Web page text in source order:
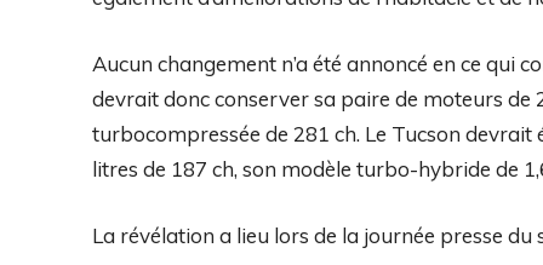
Aucun changement n’a été annoncé en ce qui
devrait donc conserver sa paire de moteurs de
turbocompressée de 281 ch. Le Tucson
litres de 187 ch, son modèle turbo-hybride de
La révélation a lieu lors de la journée presse